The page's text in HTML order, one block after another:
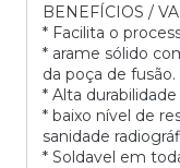
BENEFÍCIOS /
* Facilita o
* arame sólido
da poça de fusão.
* Alta
* baixo nível de
sanidade
* Soldavel em